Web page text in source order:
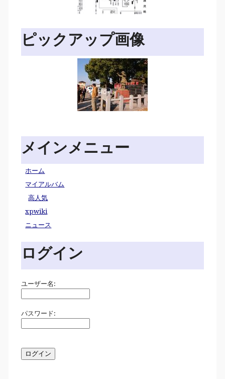
ピックアップ画像
メインメニュー
ホーム
マイアルバム
高人気
xpwiki
ニュース
ログイン
ユーザー名:
パスワード: